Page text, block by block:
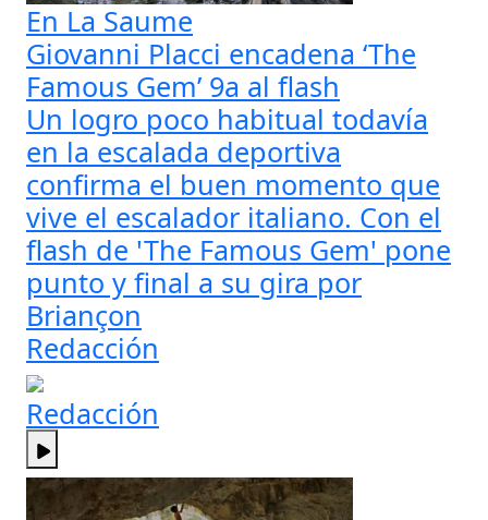
En La Saume
Giovanni Placci encadena ‘The
Famous Gem’ 9a al flash
Un logro poco habitual todavía
en la escalada deportiva
confirma el buen momento que
vive el escalador italiano. Con el
flash de 'The Famous Gem' pone
punto y final a su gira por
Briançon
Redacción
Redacción